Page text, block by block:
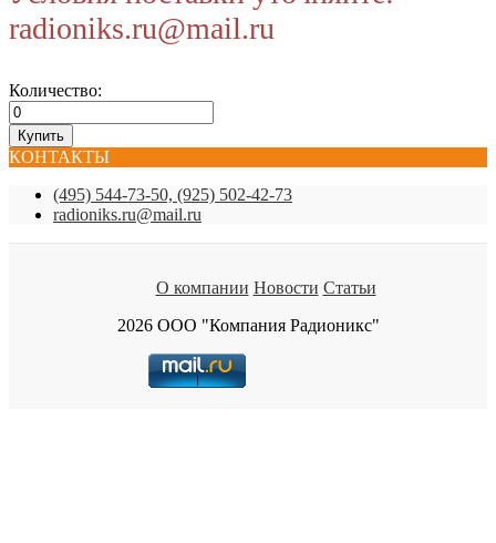
radioniks.ru@mail.ru
Количество:
КОНТАКТЫ
(495) 544-73-50, (925) 502-42-73
radioniks.ru@mail.ru
О компании Новости Статьи
2026 ООО "Компания Радионикс"